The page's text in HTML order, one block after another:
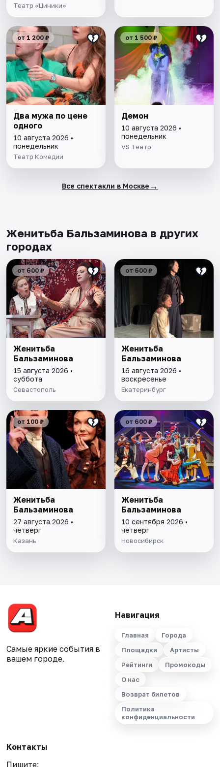
Театр «Циники»
от 1 200 ₽
Два мужа по цене
одного
10 августа 2026 •
понедельник
Театр Комедии
от 1 500 ₽
Демон
10 августа 2026 •
понедельник
VS Театр
Все спектакли в Москве →
Женитьба Бальзаминова в других
городах
от 600 ₽
Женитьба
Бальзаминова
15 августа 2026 •
суббота
Севастополь
от 600 ₽
Женитьба
Бальзаминова
16 августа 2026 •
воскресенье
Екатеринбург
от 100 ₽
Женитьба
Бальзаминова
27 августа 2026 •
четверг
Казань
от 600 ₽
Женитьба
Бальзаминова
10 сентября 2026 •
четверг
Новосибирск
Самые яркие события в
вашем городе.
Навигация
Главная
Города
Площадки
Артисты
Рейтинги
Промокоды
О нас
Возврат билетов
Политика
конфиденциальности
Контакты
Пишите: